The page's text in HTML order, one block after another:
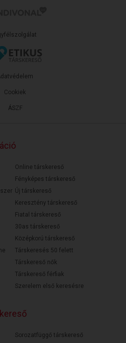
ÁSZF
Cookiek
Online társkereső
Fényképes társkereső
Új társkereső
Keresztény társkereső
Fiatal társkereső
30as társkereső
Középkorú társkereső
Társkeresés 50 felett
Társkereső nők
Társkereső férfiak
Szerelem első keresésre
Sorozatfüggő társkereső